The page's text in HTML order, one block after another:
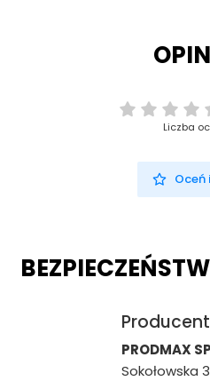
Liczba
Oceń
Producent
PRODMAX
Sokołowska